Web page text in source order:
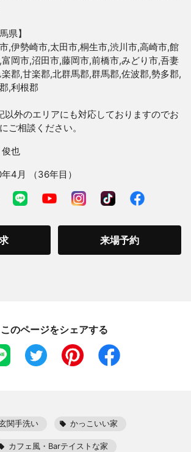
県】
,伊勢崎市,太田市,桐生市,渋川市,高崎市,館
岡市,沼田市,藤岡市,前橋市,みどり市,吾妻
郡,甘楽郡,北群馬郡,群馬郡,佐波郡,勢多郡,
,利根郡
以外のエリアにも対応しておりますのでお
ご相談ください。
也
4月 （36年目）
来場予約
このページをシェアする
関手洗い かっこいい家
カフェ風・Barテイストな家